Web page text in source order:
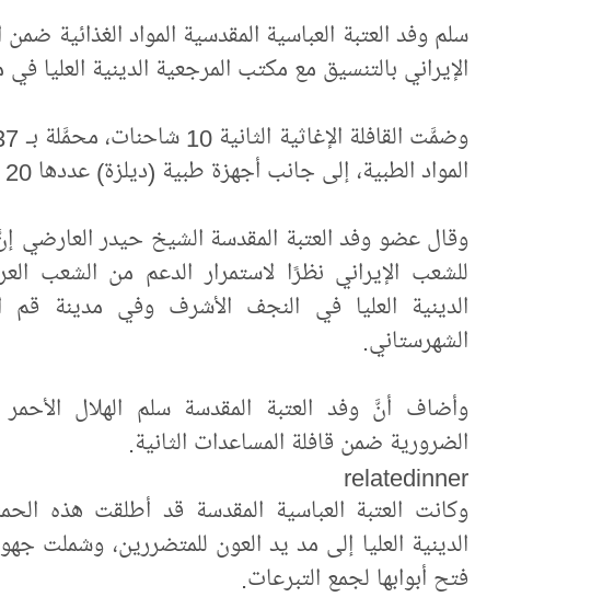
سلم وفد العتبة العباسية المقدسية المواد الغذائية ضمن
الإيراني بالتنسيق مع مكتب المرجعية الدينية العليا
المواد الطبية، إلى جانب أجهزة طبية (ديلزة) عددها 20 جهازًا، وآلية ثقيلة واحدة(شفل).
وقال عضو وفد العتبة المقدسة الشيخ حيدر العارضي إنَّ
للشعب الإيراني نظرًا لاستمرار الدعم من الشعب
الدينية العليا في النجف الأشرف وفي مدينة قم
الشهرستاني.
وأضاف أنَّ وفد العتبة المقدسة سلم الهلال الأحمر
الضرورية ضمن قافلة المساعدات الثانية.
relatedinner
وكانت العتبة العباسية المقدسة قد أطلقت هذه
الدينية العليا إلى مد يد العون للمتضررين، وشملت
فتح أبوابها لجمع التبرعات.